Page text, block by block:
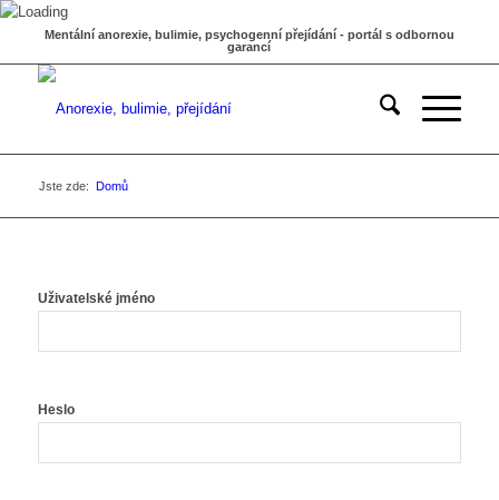
Mentální anorexie, bulimie, psychogenní přejídání - portál s odbornou
garancí
Jste zde: Domů
Uživatelské jméno
Heslo